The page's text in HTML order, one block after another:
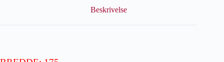
Beskrivelse